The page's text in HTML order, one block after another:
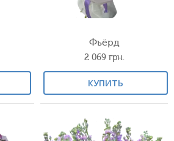
Фьёрд
2 069 грн.
КУПИТЬ